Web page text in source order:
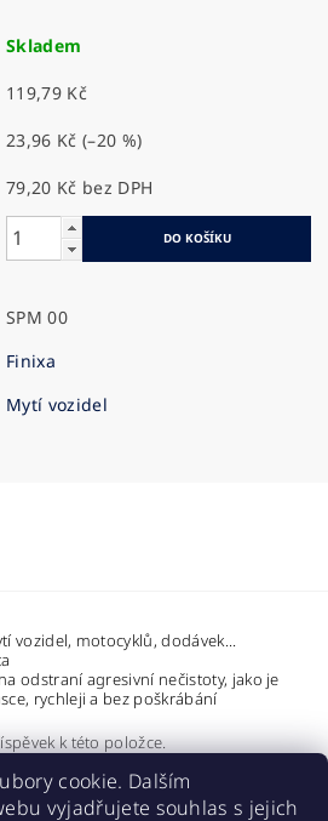
Skladem
119,79 Kč
23,96 Kč (–20 %)
79,20 Kč bez DPH
SPM 00
Finixa
Mytí vozidel
vozidel, motocyklů, dodávek...
odstraní agresivní nečistoty, jako je
rychleji a bez poškrábání
k této položce.
cookie. Dalším
vyjadřujete souhlas s jejich